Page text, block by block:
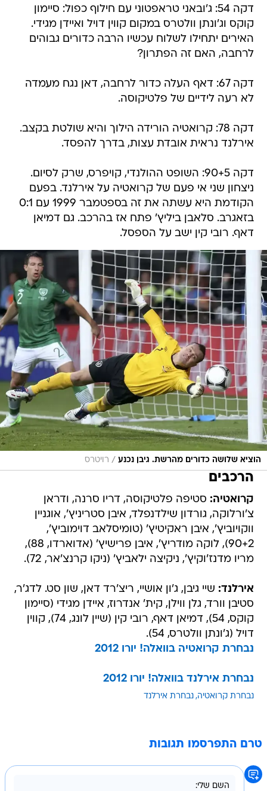
דקה 54: ג'ובאני טראפטוני עם חילוף כפול: סיימון
קוקס וג'ונתן וולטרס במקום קווין דויל ואיידן מגידי.
האירים יתחילו לשלוח עכשיו הרבה כדורים גבוהים
לרחבה, האם זה הפתרון?
דקה 67: דאף העלה כדור לרחבה, דאן נגח מעמדה
לא רעה לידיים של פלטיקוסה.
דקה 78: קרואטיה הורידה הילוך והיא שולטת בקצב.
אירלנד נראית אובדת עצות, בדרך להפסד.
דקה 90+5: השופט ההולנדי, קויפרס, שרק לסיום.
ניצחון שני אי פעם של קרואטיה על אירלנד. בפעם
הקודמת היא עשתה את זה בספטמבר 1999 עם 0:1
בזאגרב. סלאבן ביליץ' פתח אז בהרכב. גם דמיאן
דאף. רובי קין ישב על הספסל.
הוציא שלושה כדורים מהרשת. גיבן נכנע / רויטרס
הרכבים
קרואטיה: סטיפה פלטיקוסה, דריו סרנה, ודראן
צ'ורלוקה, גורדון שילדנפלד, איבן סטריניץ', אוגניין
ווקויוביץ', איבן ראקיטיץ' (טומיסלאב דוימוביץ',
90+2), לוקה מודריץ', איבן פרישיץ' (אדוארדו, 88),
מריו מדנז'וקיץ', ניקיצה ילאביץ' (ניקו קרנצ'אר, 72).
אירלנד: שיי גיבן, ג'ון אושיי, ריצ'רד דאן, שון סט. לדג'ר,
סטיבן וורד, גלן ווילן, קית' אנדרוז, איידן מגידי (סיימון
קוקס, 54), דמיאן דאף, רובי קין (שיין לונג, 74), קווין
דויל (ג'ונתן וולטרס, 54).
נבחרת קרואטיה בוואלה! יורו 2012
נבחרת אירלנד בוואלה! יורו 2012
נבחרת קרואטיה נבחרת אירלנד
טרם התפרסמו תגובות